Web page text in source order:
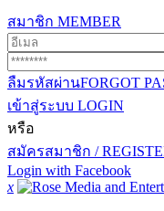
สมาชิก MEMBER
ลืมรหัสผ่านFORGOT
เข้าสู่ระบบ LOGIN
หรือ
สมัครสมาชิก /
Login with Facebook
x